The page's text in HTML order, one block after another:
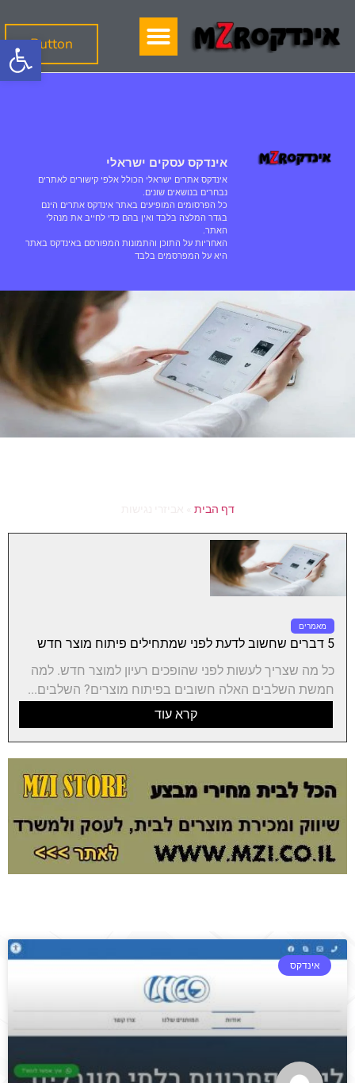
Button
אינדקס עסקים ישראלי
אינדקס אתרים ישראלי הכולל אלפי קישורים לאתרים
נבחרים בנושאים שונים.
כל הפרסומים המופיעים באתר אינדקס אתרים הינם
בגדר המלצה בלבד ואין בהם כדי לחייב את מנהלי
האתר.
האחריות על התוכן והתמונות המפורסם באינדקס באתר
היא על המפרסמים בלבד
דף הבית
מאמרים
5 דברים שחשוב לדעת לפני שמתחילים פיתוח מוצר חדש
כל מה שצריך לעשות לפני שהופכים רעיון למוצר חדש. למה
חמשת השלבים האלה חשובים בפיתוח מוצרים? השלבים...
קרא עוד
אינדקס